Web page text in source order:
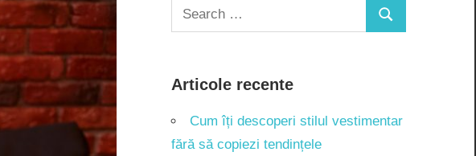
Search
for:
Search
Articole recente
Cum îți descoperi stilul vestimentar
fără să copiezi tendințele